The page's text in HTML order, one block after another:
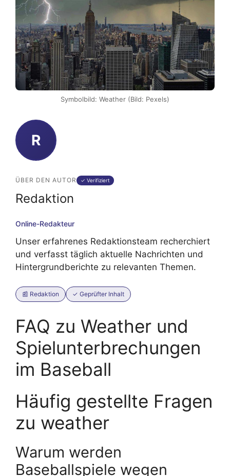
Symbolbild: Weather (Bild: Pexels)
R
ÜBER DEN AUTOR ✓ Verifiziert
Redaktion
Online-Redakteur
Unser erfahrenes Redaktionsteam recherchiert
und verfasst täglich aktuelle Nachrichten und
Hintergrundberichte zu relevanten Themen.
📰 Redaktion ✓ Geprüfter Inhalt
FAQ zu Weather und
Spielunterbrechungen
im Baseball
Häufig gestellte Fragen
zu weather
Warum werden
Baseballspiele wegen